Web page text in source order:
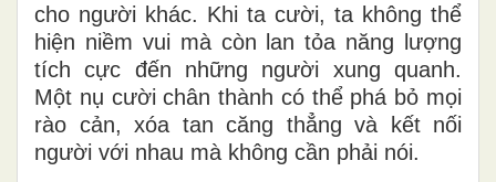
cho người khác. Khi ta cười, ta không thể
hiện niềm vui mà còn lan tỏa năng lượng
tích cực đến những người xung quanh.
Một nụ cười chân thành có thể phá bỏ mọi
rào cản, xóa tan căng thẳng và kết nối
người với nhau mà không cần phải nói.